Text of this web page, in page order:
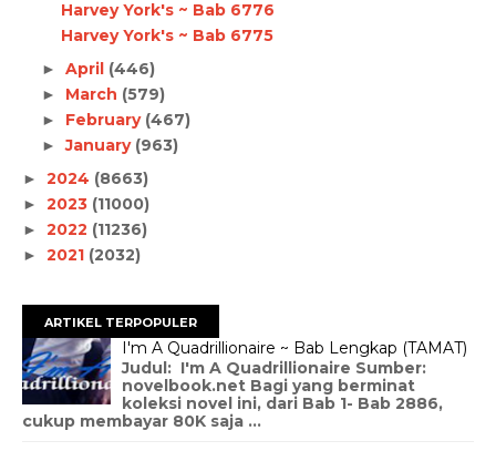
Harvey York's ~ Bab 6776
Harvey York's ~ Bab 6775
► April (446)
► March (579)
► February (467)
►January (963)
► 2024 (8663)
► 2023 (11000)
► 2022 (11236)
► 2021 (2032)
ARTIKEL TERPOPULER
I'm A Quadrillionaire ~ Bab Lengkap (TAMAT)
Judul: I'm A Quadrillionaire Sumber:
novelbook.net Bagi yang berminat
koleksi novel ini, dari Bab 1- Bab 2886,
cukup membayar 80K saja ...